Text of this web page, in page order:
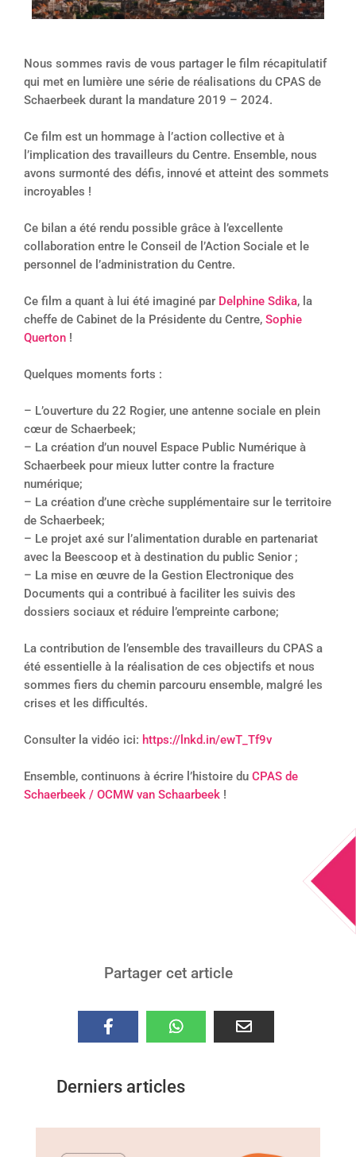
Nous sommes ravis de vous partager le film récapitulatif
qui met en lumière une série de réalisations du CPAS de
Schaerbeek durant la mandature 2019 – 2024.
Ce film est un hommage à l’action collective et à
l’implication des travailleurs du Centre. Ensemble, nous
avons surmonté des défis, innové et atteint des sommets
incroyables !
Ce bilan a été rendu possible grâce à l’excellente
collaboration entre le Conseil de l’Action Sociale et le
personnel de l’administration du Centre.
Ce film a quant à lui été imaginé par Delphine Sdika, la
cheffe de Cabinet de la Présidente du Centre, Sophie
Querton !
Quelques moments forts :
– L’ouverture du 22 Rogier, une antenne sociale en plein
cœur de Schaerbeek;
– La création d’un nouvel Espace Public Numérique à
Schaerbeek pour mieux lutter contre la fracture
numérique;
– La création d’une crèche supplémentaire sur le territoire
de Schaerbeek;
– Le projet axé sur l’alimentation durable en partenariat
avec la Beescoop et à destination du public Senior ;
– La mise en œuvre de la Gestion Electronique des
Documents qui a contribué à faciliter les suivis des
dossiers sociaux et réduire l’empreinte carbone;
La contribution de l’ensemble des travailleurs du CPAS a
été essentielle à la réalisation de ces objectifs et nous
sommes fiers du chemin parcouru ensemble, malgré les
crises et les difficultés.
Consulter la vidéo ici: https://lnkd.in/ewT_Tf9v
Ensemble, continuons à écrire l’histoire du CPAS de
Schaerbeek / OCMW van Schaarbeek !
Partager cet article
Derniers articles